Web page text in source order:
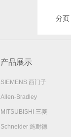
分页
产品展示
SIEMENS 西门子
Allen-Bradley
MITSUBISHI 三菱
Schneider 施耐德